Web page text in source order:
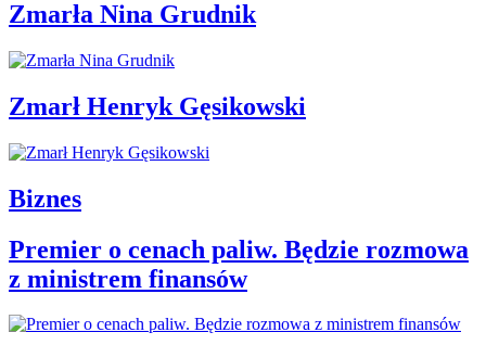
Zmarła Nina Grudnik
Zmarł Henryk Gęsikowski
Biznes
Premier o cenach paliw. Będzie rozmowa
z ministrem finansów